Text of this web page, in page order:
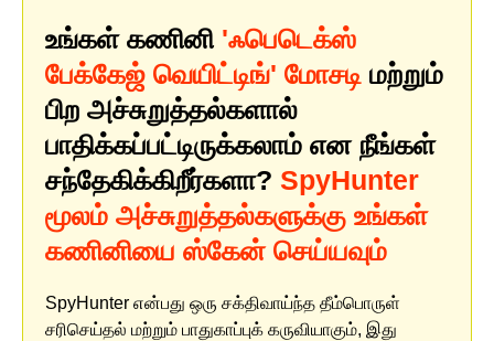
உங்கள் கணினி 'ஃபெடெக்ஸ்
பேக்கேஜ் வெயிட்டிங்' மோசடி மற்றும்
பிற அச்சுறுத்தல்களால்
பாதிக்கப்பட்டிருக்கலாம் என நீங்கள்
சந்தேகிக்கிறீர்களா? SpyHunter
மூலம் அச்சுறுத்தல்களுக்கு உங்கள்
கணினியை ஸ்கேன் செய்யவும்
SpyHunter என்பது ஒரு சக்திவாய்ந்த தீம்பொருள்
சரிசெய்தல் மற்றும் பாதுகாப்புக் கருவியாகும், இது